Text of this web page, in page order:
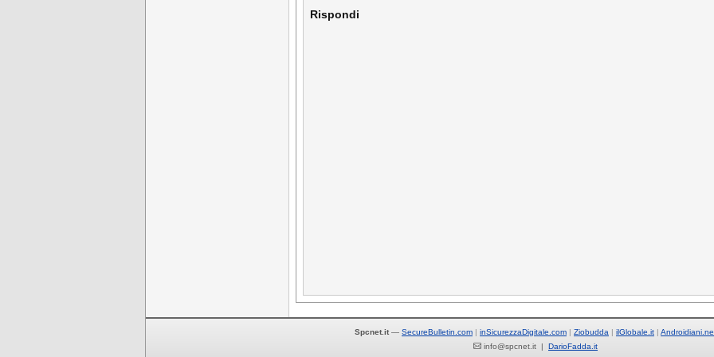
Rispondi
Spcnet.it — SecureBulletin.com inSicurezzaDigitale.com Ziobudda ilGlobale.it
info@spcnet.it | DarioFadda.it